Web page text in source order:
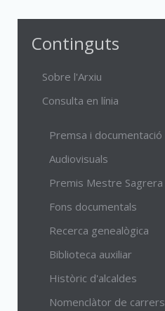
Continguts
Sobre l'Arxiu
Consulta en línia
Premsa i documentació
Audiovisuals
Premis Mestre Sagrera
Fons documentals
Recerca genealògica
Biblioteca auxiliar
Històric d'alcaldes
Nomenclàtor de carrers